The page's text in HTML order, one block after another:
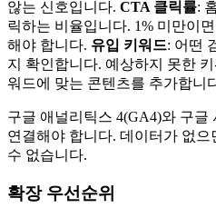
않는 신호입니다. CTA 클릭률:
릭하는 비율입니다. 1% 미만이
해야 합니다. 유입 키워드: 어떤
지 확인합니다. 예상하지 못한
워드에 맞는 콘텐츠를 추가합니
구글 애널리틱스 4(GA4)와 구글
연결해야 합니다. 데이터가 없
수 없습니다.
확장 우선순위